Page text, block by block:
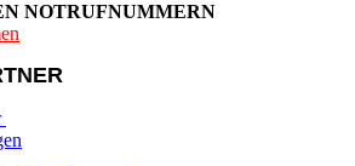
NOTRUFNUMMERN